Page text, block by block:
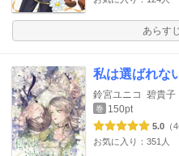
あらす
私は選ばれな
鈴宮ユニコ 碧貴子
巻 150pt
5.0 （
お気に入り：351人